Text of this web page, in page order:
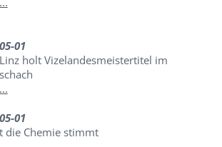
01
holt Vizelandesmeistertitel im
01
die Chemie stimmt